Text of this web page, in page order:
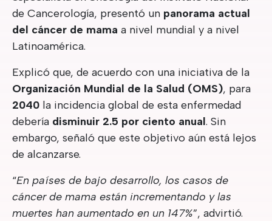
de Cancerología, presentó un panorama actual
del cáncer de mama a nivel mundial y a nivel
Latinoamérica.
Explicó que, de acuerdo con una iniciativa de la
Organización Mundial de la Salud (OMS), para
2040 la incidencia global de esta enfermedad
debería disminuir 2.5 por ciento anual. Sin
embargo, señaló que este objetivo aún está lejos
de alcanzarse.
“En países de bajo desarrollo, los casos de
cáncer de mama están incrementando y las
muertes han aumentado en un 147%”, advirtió.